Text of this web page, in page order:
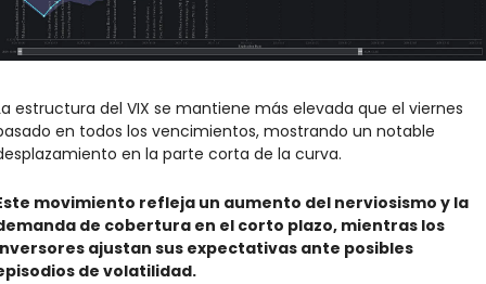
estructura del VIX se mantiene más elevada que el viernes
en todos los vencimientos, mostrando un notable
en la parte corta de la curva.
movimiento refleja un aumento del nerviosismo y la
de cobertura en el corto plazo, mientras los
ajustan sus expectativas ante posibles
de volatilidad.